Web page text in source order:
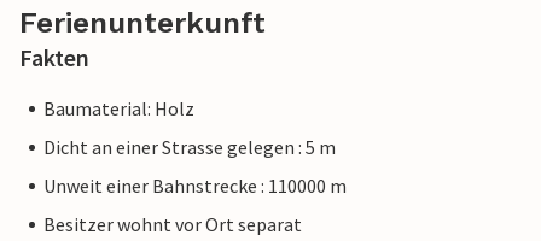
Ferienunterkunft
Fakten
Baumaterial: Holz
Dicht an einer Strasse gelegen : 5 m
Unweit einer Bahnstrecke : 110000 m
Besitzer wohnt vor Ort separat